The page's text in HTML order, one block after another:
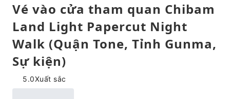
Vé vào cửa tham quan Chibam
Land Light Papercut Night
Walk (Quận Tone, Tỉnh Gunma,
Sự kiện)
5.0Xuất sắc